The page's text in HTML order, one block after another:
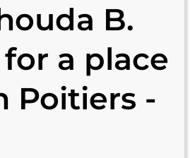
B.
a place
Poitiers -